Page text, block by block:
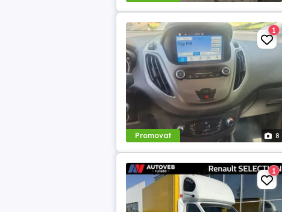
Promovat 8
1
1